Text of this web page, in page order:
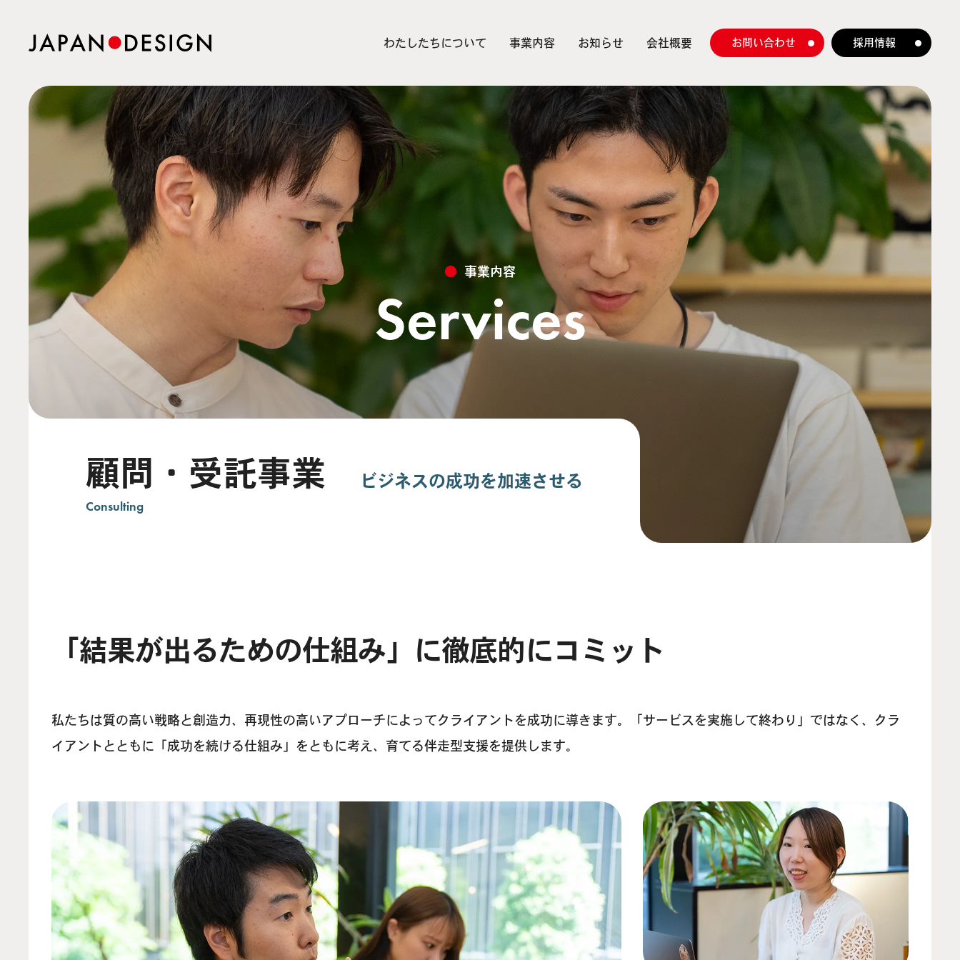
わたしたちについて 事業内容 お知らせ 会社概要 お問い合わせ 採用情報
事業内容
Services
顧問・受託事業
Consulting
ビジネスの成功を加速させる
「結果が出るための仕組み」に徹底的にコミット
私たちは質の高い戦略と創造力、再現性の高いアプローチによってクライアントを成功に導きます。「サービスを実施して終わり」ではなく、クラ
イアントとともに「成功を続ける仕組み」をともに考え、育てる伴走型支援を提供します。